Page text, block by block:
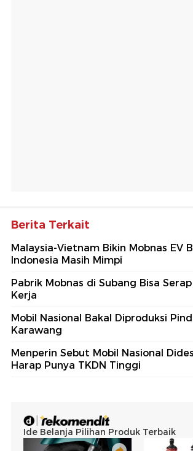
Berita Terkait
Malaysia-Vietnam Bikin Mobnas EV
Indonesia Masih Mimpi
Pabrik Mobnas di Subang Bisa
Kerja
Mobil Nasional Bakal Diproduksi
Karawang
Menperin Sebut Mobil Nasional
Harap Punya TKDN Tinggi